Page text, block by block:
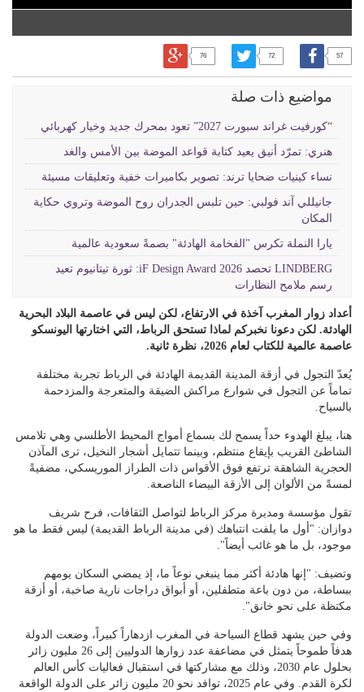
57
72
76
مواضيع ذات صلة
“كورفيت غراند سبورت 2027” تعود بمحرك جديد وخيار كهربائي
هنري: تمرّد أنيق يعيد كتابة قواعد الموضة بين الأمس والغد
نساء كينيات ضحايا ترند: تصوير بكاميرات خفية وتعليقات مسيئة
جانيللي آند فولبي: حين تلبس الجدران روح الموضة وتروي حكاية
المكان
يارا النملة تكرس "الفخامة الهادئة" بصمةً سعودية عالمية
LINDBERG تحصد iF Design Award 2026: ثورة تيتانيوم تعيد
رسم ملامح النظارات
أعداد زوار المغرب آخذة في الارتفاع، لكن ليس في عاصمة البلاد البحرية
الهادئة. لكن دعونا نخبركم لماذا تستحق الرباط، التي اختارتها اليونسكو
عاصمة عالمية للكتاب لعام 2026، نظرة ثانية.
يُعدّ التجول في أزقة المدينة القديمة الهادئة في الرباط تجربة مختلفة
تماماً عن التجول في شوارع مراكش الضيقة والمتعرجة والمزدحمة
بالسياح.
هنا، يبلغ الهدوء حداً يسمح لك بسماع أمواج المحيط الأطلسي وهي تلامس
الشاطئ القريب بإيقاع منتظم، وبينما تتمايل أشجار النخيل، ترى المآذن
الحجرية الشاهقة ترتفع فوق الأقواس ذات الطراز الموريسكي، مضفيةً
لمسةً من الألوان إلى الأزقة البيضاء الناصعة.
تقول مؤسسة ومديرة مركز الرباط لتواصل الثقافات، فرح شريف
دوازان: "أول ما يلفت انتباهك (في مدينة الرباط القديمة) ليس فقط ما هو
موجود، بل ما هو غائب أيضاً".
وتضيف: "إنها هادئة أكثر مما ينبغي نوعاً ما، إذ يمضي السكان يومهم
ببساطة، من دون باعة متطفلين، أو أبواق دراجات نارية صاخبة، أو أزقة
مكتظة على نحو خانق".
وفي حين يشهد قطاع السياحة في المغرب ازدهاراً كبيراً، وضعت الدولة
هدفاً طموحاً يتمثل في مضاعفة عدد زوارها الدوليين إلى 26 مليون زائر
بحلول عام 2030، وذلك مع مشاركتها في استقبال فعاليات كأس العالم
لكرة القدم. وفي عام 2025، توافد نحو 20 مليون زائر على الدولة الواقعة